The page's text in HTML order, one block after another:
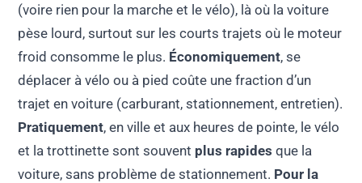
(voire rien pour la marche et le vélo), là où la voiture
pèse lourd, surtout sur les courts trajets où le moteur
froid consomme le plus. Économiquement, se
déplacer à vélo ou à pied coûte une fraction d’un
trajet en voiture (carburant, stationnement, entretien).
Pratiquement, en ville et aux heures de pointe, le vélo
et la trottinette sont souvent plus rapides que la
voiture, sans problème de stationnement. Pour la